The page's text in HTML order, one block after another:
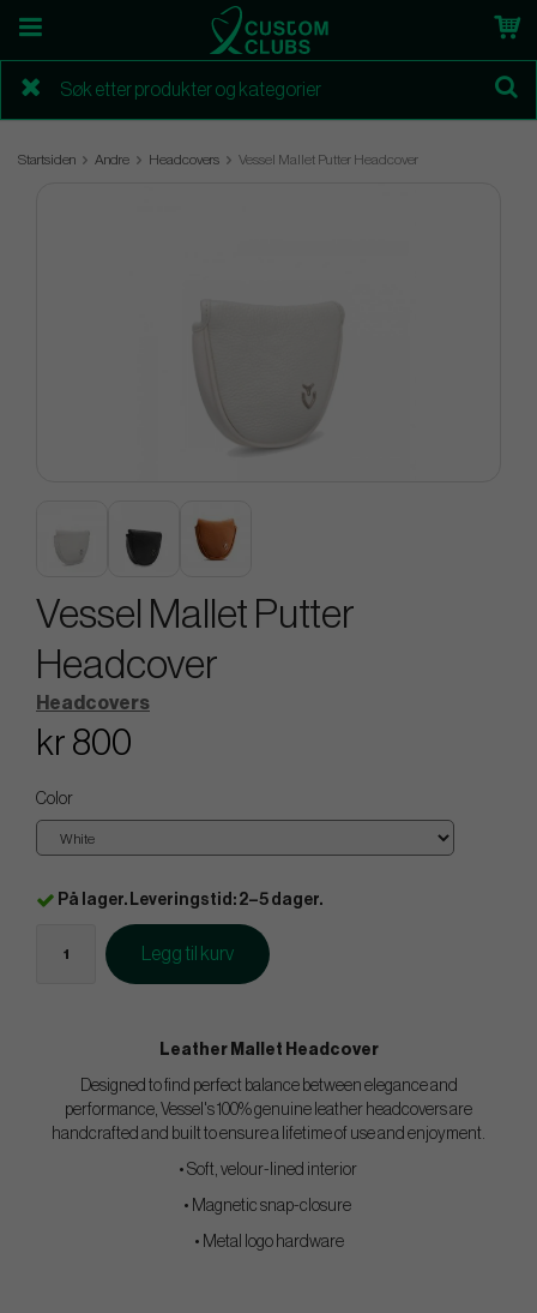
Startsiden Andre Headcovers Vessel Mallet Putter Headcover
Vessel Mallet Putter
Headcover
Headcovers
kr 800
Color
På lager. Leveringstid: 2–5 dager.
Legg til kurv
Leather Mallet Headcover
Designed to find perfect balance between elegance and
performance, Vessel's 100% genuine leather headcovers are
handcrafted and built to ensure a lifetime of use and enjoyment.
• Soft, velour-lined interior
• Magnetic snap-closure
• Metal logo hardware